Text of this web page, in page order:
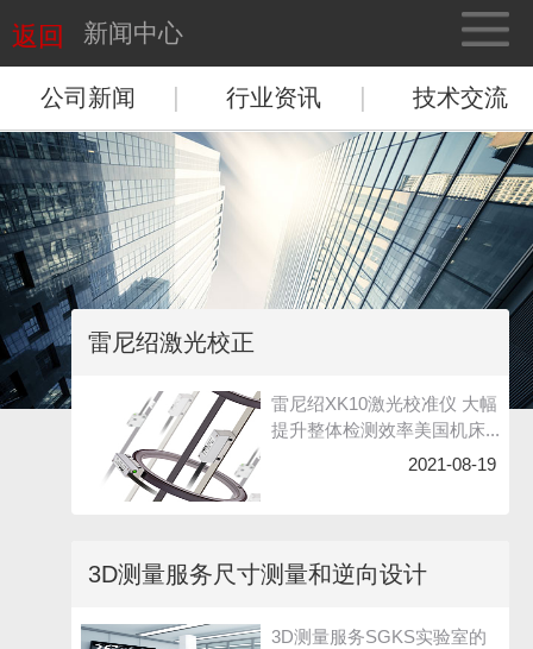
新闻中心
返回
公司新闻 | 行业资讯 | 技术交流
雷尼绍激光校正
雷尼绍XK10激光校准仪 大幅
提升整体检测效率美国机床...
2021-08-19
3D测量服务尺寸测量和逆向设计
3D测量服务SGKS实验室的